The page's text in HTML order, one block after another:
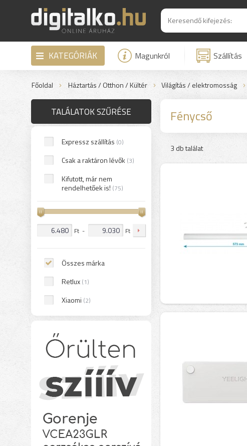
KATEGÓRIÁK Magunkról Szállítás
Főoldal Háztartás / Otthon / Kültér Világítás / elektromosság
TALÁLATOK SZŰRÉSE
Expressz szállítás (0)
Csak a raktáron lévők (3)
Kifutott, már nem
rendelhetőek is! (75)
Ft - Ft
Összes márka
Retlux (1)
Xiaomi (2)
Fénycső
3 db találat